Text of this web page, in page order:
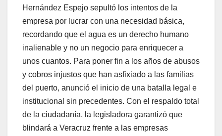
Hernández Espejo sepultó los intentos de la
empresa por lucrar con una necesidad básica,
recordando que el agua es un derecho humano
inalienable y no un negocio para enriquecer a
unos cuantos. Para poner fin a los años de abusos
y cobros injustos que han asfixiado a las familias
del puerto, anunció el inicio de una batalla legal e
institucional sin precedentes. Con el respaldo total
de la ciudadanía, la legisladora garantizó que
blindará a Veracruz frente a las empresas